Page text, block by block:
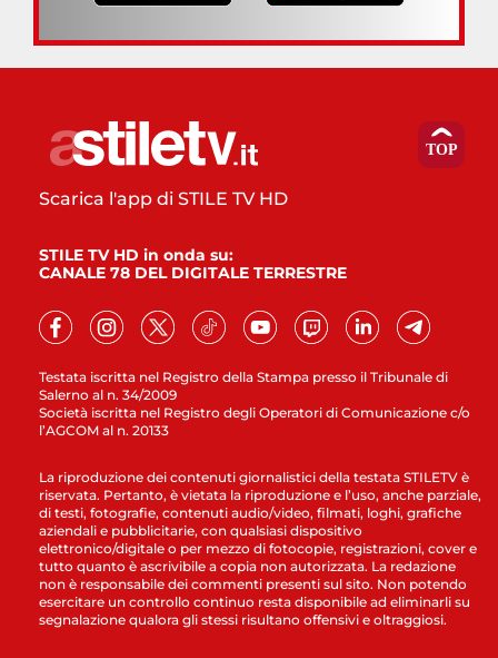
Testata iscritta nel Registro della Stampa presso il Tribunale di
Salerno al n. 34/2009
Società iscritta nel Registro degli Operatori di Comunicazione c/o
l’AGCOM al n. 20133
Scarica l'app di STILE TV HD
STILE TV HD in onda su:
CANALE 78 DEL DIGITALE TERRESTRE
La riproduzione dei contenuti giornalistici della testata STILETV è
riservata. Pertanto, è vietata la riproduzione e l’uso, anche parziale,
di testi, fotografie, contenuti audio/video, filmati, loghi, grafiche
aziendali e pubblicitarie, con qualsiasi dispositivo
elettronico/digitale o per mezzo di fotocopie, registrazioni, cover e
tutto quanto è ascrivibile a copia non autorizzata. La redazione
non è responsabile dei commenti presenti sul sito. Non potendo
esercitare un controllo continuo resta disponibile ad eliminarli su
segnalazione qualora gli stessi risultano offensivi e oltraggiosi.